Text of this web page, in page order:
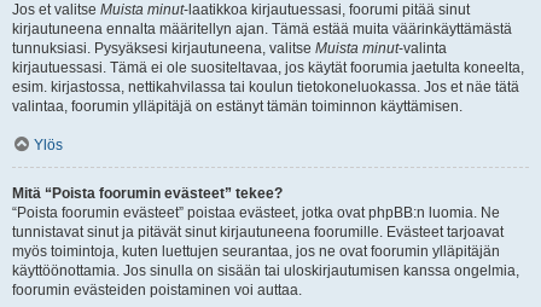
Jos et valitse Muista minut-laatikkoa kirjautuessasi, foorumi pitää sinut
kirjautuneena ennalta määritellyn ajan. Tämä estää muita väärinkäyttämästä
tunnuksiasi. Pysyäksesi kirjautuneena, valitse Muista minut-valinta
kirjautuessasi. Tämä ei ole suositeltavaa, jos käytät foorumia jaetulta koneelta,
esim. kirjastossa, nettikahvilassa tai koulun tietokoneluokassa. Jos et näe tätä
valintaa, foorumin ylläpitäjä on estänyt tämän toiminnon käyttämisen.
Ylös
Mitä “Poista foorumin evästeet” tekee?
“Poista foorumin evästeet” poistaa evästeet, jotka ovat phpBB:n luomia. Ne
tunnistavat sinut ja pitävät sinut kirjautuneena foorumille. Evästeet tarjoavat
myös toimintoja, kuten luettujen seurantaa, jos ne ovat foorumin ylläpitäjän
käyttöönottamia. Jos sinulla on sisään tai uloskirjautumisen kanssa ongelmia,
foorumin evästeiden poistaminen voi auttaa.